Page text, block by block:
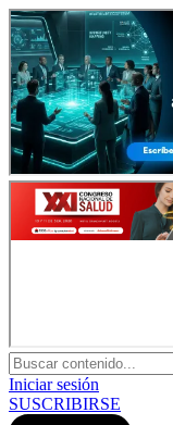
Iniciar sesión
SUSCRIBIRSE